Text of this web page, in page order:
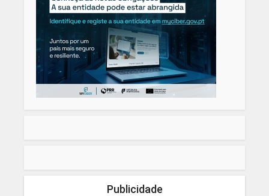
Publicidade